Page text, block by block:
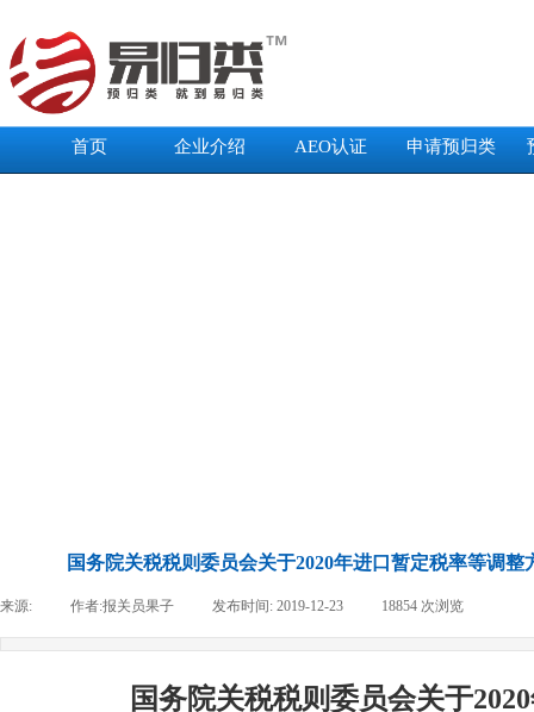
首页 企业介绍 AEO认证 申请预归类
国务院关税税则委员会关于2020年进口暂定税率等调整
来源: 作者:报关员果子 发布时间: 2019-12-23 18854 次浏览
国务院关税税则委员会关于